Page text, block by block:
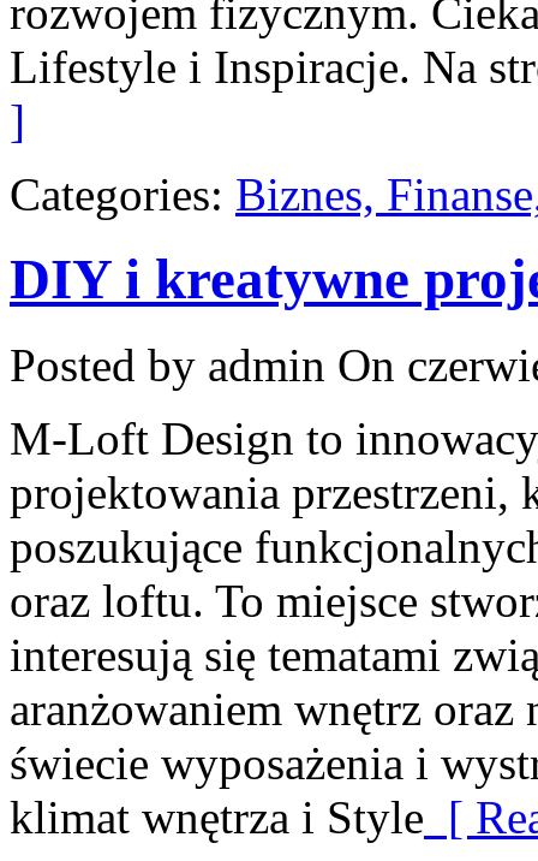
rozwojem fizycznym.
Lifestyle i Inspiracje. Na
]
Categories: Biznes,
DIY i kreatywne
Posted by admin On
M-Loft Design to
projektowania przestrzeni,
poszukujące
oraz loftu. To miejsce
interesują się tematami
aranżowaniem wnętrz
świecie wyposażenia i
klimat wnętrza i Style [